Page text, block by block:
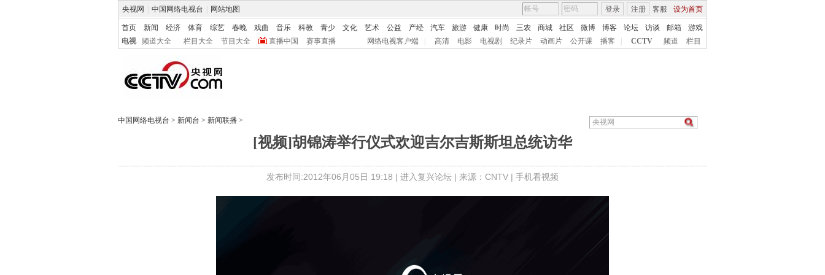
央视网 中国网络电视台 网站地图 客服 设为首页
登录 注册
首页 新闻 经济 体育 综艺 春晚 戏曲 音乐 科教 青少 文化 艺术 公益 产经 汽车 旅游 健康 时尚 三农 商城 社区 微博 博客 论坛 访谈 邮箱
游戏
电视
频道大全 栏目大全 节目大全 直播中国 赛事直播 网络电视客户端 高清 电影 电视剧 纪录片 动画片 公开课 播客 CCTV 频道 栏目
中国网络电视台 > 新闻台 > 新闻联播 >
[视频]胡锦涛举行仪式欢迎吉尔吉斯斯坦总统访华
发布时间:2012年06月05日 19:18 | 进入复兴论坛 | 来源：CNTV | 手机看视频